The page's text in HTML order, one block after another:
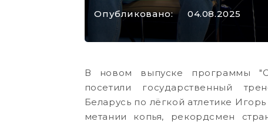
Опубликовано: 04.08.2025
В новом выпуске программы
посетили государственный
Беларусь по лёгкой атлетике
метании копья, рекордсмен